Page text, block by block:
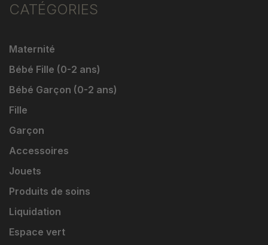
CATÉGORIES
Maternité
Bébé Fille (0-2 ans)
Bébé Garçon (0-2 ans)
Fille
Garçon
Accessoires
Jouets
Produits de soins
Liquidation
Espace vert